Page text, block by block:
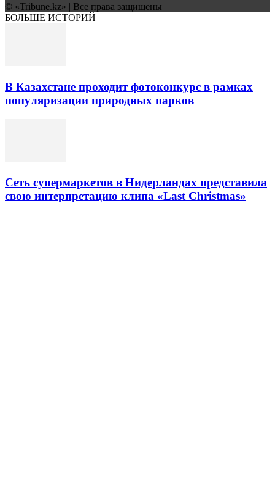
© «Tribune.kz» | Все права защищены
БОЛЬШЕ ИСТОРИЙ
В Казахстане проходит фотоконкурс в рамках
популяризации природных парков
Сеть супермаркетов в Нидерландах представила
свою интерпретацию клипа «Last Christmas»